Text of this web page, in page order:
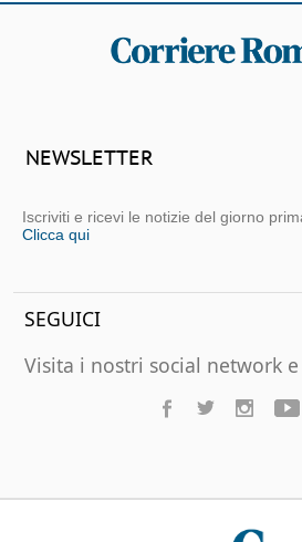
NEWSLETTER
Iscriviti e ricevi le notizie del giorno
Clicca qui
SEGUICI
Visita i nostri social network